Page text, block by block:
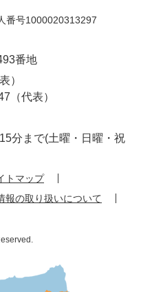
番号1000020313297
番地
）
（代表）
分まで(土曜・日曜・祝
トマップ
報の取り扱いについて